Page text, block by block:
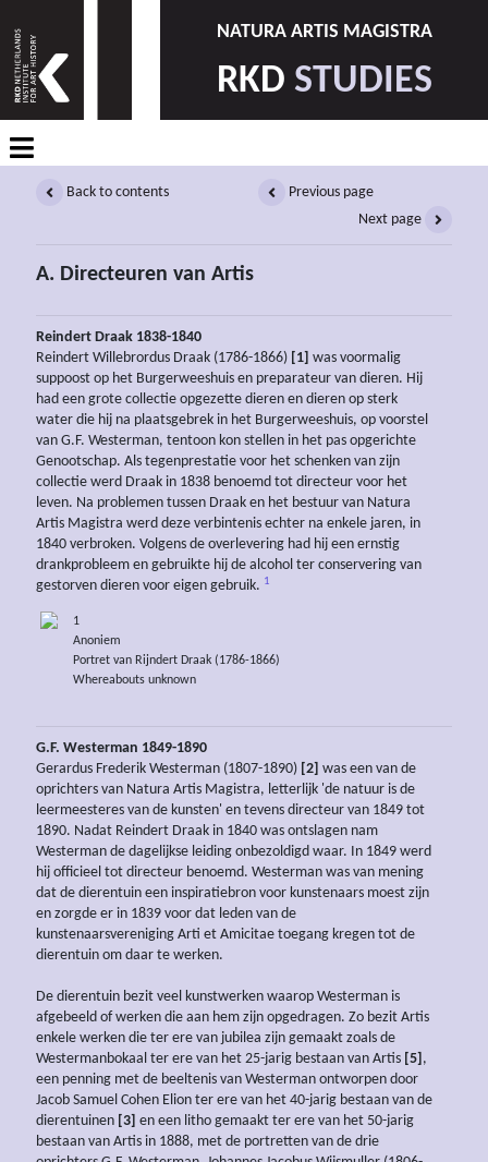
NATURA ARTIS MAGISTRA
RKD STUDIES
Back to contents
Previous page
Next page
A. Directeuren van Artis
Reindert Draak 1838-1840
Reindert Willebrordus Draak (1786-1866) [1] was voormalig
suppoost op het Burgerweeshuis en preparateur van dieren. Hij
had een grote collectie opgezette dieren en dieren op sterk
water die hij na plaatsgebrek in het Burgerweeshuis, op voorstel
van G.F. Westerman, tentoon kon stellen in het pas opgerichte
Genootschap. Als tegenprestatie voor het schenken van zijn
collectie werd Draak in 1838 benoemd tot directeur voor het
leven. Na problemen tussen Draak en het bestuur van Natura
Artis Magistra werd deze verbintenis echter na enkele jaren, in
1840 verbroken. Volgens de overlevering had hij een ernstig
drankprobleem en gebruikte hij de alcohol ter conservering van
gestorven dieren voor eigen gebruik. 1
1
Anoniem
Portret van Rijndert Draak (1786-1866)
Whereabouts unknown
G.F. Westerman 1849-1890
Gerardus Frederik Westerman (1807-1890) [2] was een van de
oprichters van Natura Artis Magistra, letterlijk 'de natuur is de
leermeesteres van de kunsten' en tevens directeur van 1849 tot
1890. Nadat Reindert Draak in 1840 was ontslagen nam
Westerman de dagelijkse leiding onbezoldigd waar. In 1849 werd
hij officieel tot directeur benoemd. Westerman was van mening
dat de dierentuin een inspiratiebron voor kunstenaars moest zijn
en zorgde er in 1839 voor dat leden van de
kunstenaarsvereniging Arti et Amicitae toegang kregen tot de
dierentuin om daar te werken.
De dierentuin bezit veel kunstwerken waarop Westerman is
afgebeeld of werken die aan hem zijn opgedragen. Zo bezit Artis
enkele werken die ter ere van jubilea zijn gemaakt zoals de
Westermanbokaal ter ere van het 25-jarig bestaan van Artis [5] ,
een penning met de beeltenis van Westerman ontworpen door
Jacob Samuel Cohen Elion ter ere van het 40-jarig bestaan van de
dierentuinen [3] en een litho gemaakt ter ere van het 50-jarig
bestaan van Artis in 1888, met de portretten van de drie